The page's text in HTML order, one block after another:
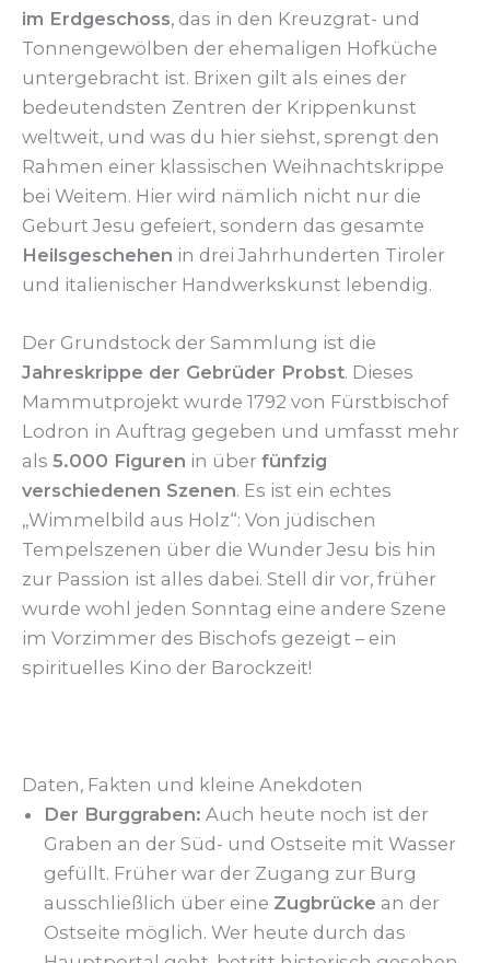
im Erdgeschoss, das in den Kreuzgrat- und
Tonnengewölben der ehemaligen Hofküche
untergebracht ist. Brixen gilt als eines der
bedeutendsten Zentren der Krippenkunst
weltweit, und was du hier siehst, sprengt den
Rahmen einer klassischen Weihnachtskrippe
bei Weitem. Hier wird nämlich nicht nur die
Geburt Jesu gefeiert, sondern das gesamte
Heilsgeschehen in drei Jahrhunderten Tiroler
und italienischer Handwerkskunst lebendig.
Der Grundstock der Sammlung ist die
Jahreskrippe der Gebrüder Probst. Dieses
Mammutprojekt wurde 1792 von Fürstbischof
Lodron in Auftrag gegeben und umfasst mehr
als 5.000 Figuren in über fünfzig
verschiedenen Szenen. Es ist ein echtes
„Wimmelbild aus Holz“: Von jüdischen
Tempelszenen über die Wunder Jesu bis hin
zur Passion ist alles dabei. Stell dir vor, früher
wurde wohl jeden Sonntag eine andere Szene
im Vorzimmer des Bischofs gezeigt – ein
spirituelles Kino der Barockzeit!
Daten, Fakten und kleine Anekdoten
Der Burggraben: Auch heute noch ist der
Graben an der Süd- und Ostseite mit Wasser
gefüllt. Früher war der Zugang zur Burg
ausschließlich über eine Zugbrücke an der
Ostseite möglich. Wer heute durch das